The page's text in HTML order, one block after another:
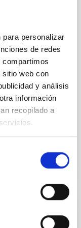
personalizar
de redes
sitio web con
y análisis
información
recopilado a
a silicate
thermal
of
observed
for 10